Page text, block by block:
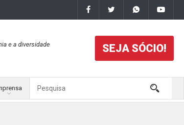
e a diversidade
SEJA SÓCIO!